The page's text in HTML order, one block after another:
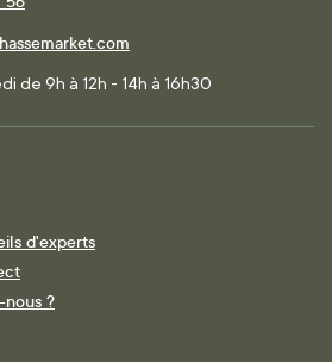
de 9h à 12h - 14h à 16h30
d'experts
nous ?